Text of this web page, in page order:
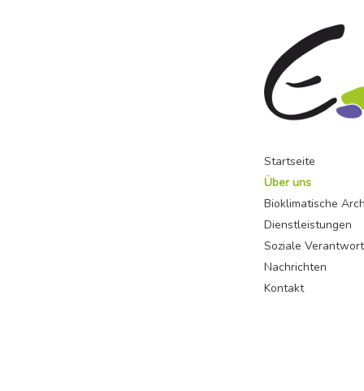
Startseite
Über uns
Bioklimatische
Dienstleistungen
Soziale
Nachrichten
Kontakt